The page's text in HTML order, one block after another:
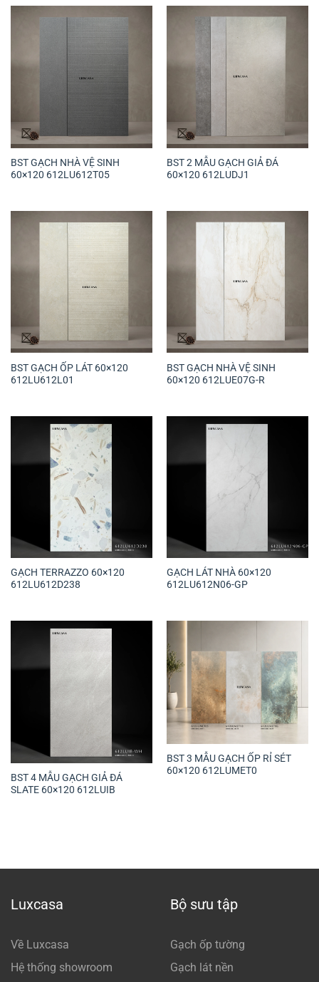
BST GẠCH NHÀ VỆ SINH
60×120 612LU612T05
BST 2 MẪU GẠCH GIẢ ĐÁ
60×120 612LUDJ1
BST GẠCH ỐP LÁT 60×120
612LU612L01
BST GẠCH NHÀ VỆ SINH
60×120 612LUE07G-R
GẠCH TERRAZZO 60×120
612LU612D238
GẠCH LÁT NHÀ 60×120
612LU612N06-GP
BST 4 MẪU GẠCH GIẢ ĐÁ
SLATE 60×120 612LUIB
BST 3 MẪU GẠCH ỐP RỈ SÉT
60×120 612LUMET0
Luxcasa
Về Luxcasa
Hệ thống showroom
Bộ sưu tập
Gạch ốp tường
Gạch lát nền